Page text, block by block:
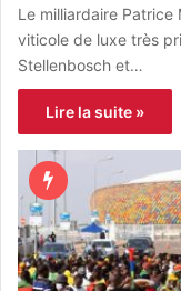
Le milliardaire Patrice
viticole de luxe très
Stellenbosch et…
Lire la suite »